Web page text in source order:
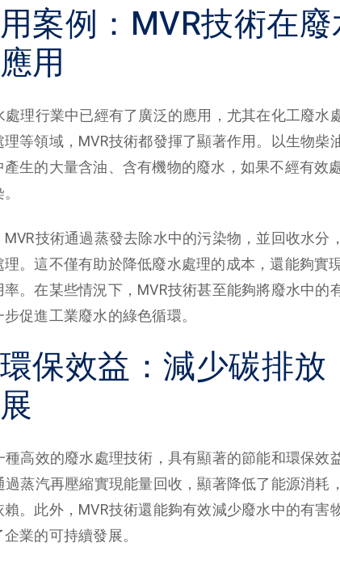
案例：MVR技術在
用
處理行業中已經有了廣泛的應用，尤其在化工廢水
等領域，MVR技術都發揮了顯著作用。以生物柴
產生的大量含油、含有機物的廢水，如果不經有效
技術通過蒸發去除水中的污染物，並回收水分
。這不僅有助於降低廢水處理的成本，還能夠實
。在某些情況下，MVR技術甚至能夠將廢水中的
促進工業廢水的綠色循環。
保效益：減少碳排放
種高效的廢水處理技術，具有顯著的節能和環保效
過蒸汽再壓縮實現能量回收，顯著降低了能源消耗
。此外，MVR技術還能夠有效減少廢水中的有害
業的可持續發展。